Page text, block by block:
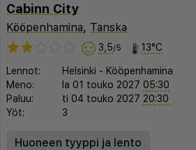
Cabinn City
Kööpenhamina, Tanska
3,5/5 13°C
Lennot: Helsinki - Kööpenhamina
Meno:
la 01 touko 2027 05:30
Paluu:
ti 04 touko 2027 20:30
Yöt:
3
Huoneen tyyppi ja lento